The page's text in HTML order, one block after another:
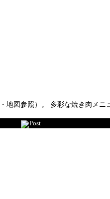
図参照）。 多彩な焼き肉メ
Post